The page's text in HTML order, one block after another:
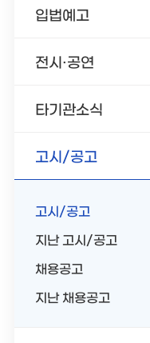
입법예고
전시·공연
타기관소식
고시/공고
고시/공고
지난 고시/공고
채용공고
지난 채용공고